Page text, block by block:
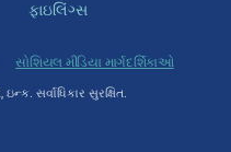
ફાઇલિંગ્સ
સોશિયલ મીડિયા માર્ગદર્શિકાઓ
સર્વાધિકાર સુરક્ષિત.